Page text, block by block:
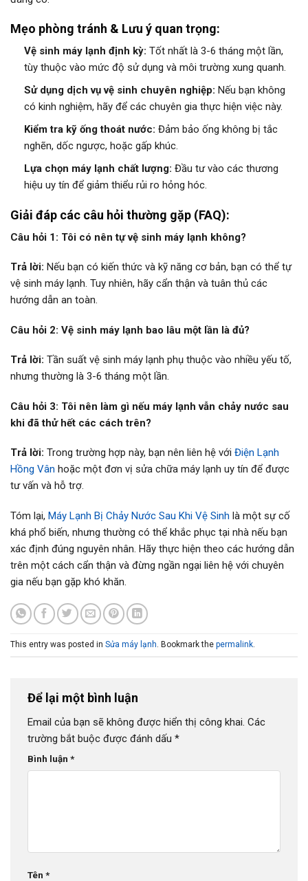
Mẹo phòng tránh & Lưu ý quan trọng:
Vệ sinh máy lạnh định kỳ: Tốt nhất là 3-6 tháng một lần,
tùy thuộc vào mức độ sử dụng và môi trường xung quanh.
Sử dụng dịch vụ vệ sinh chuyên nghiệp: Nếu bạn không
có kinh nghiệm, hãy để các chuyên gia thực hiện việc này.
Kiểm tra kỹ ống thoát nước: Đảm bảo ống không bị tắc
nghẽn, dốc ngược, hoặc gấp khúc.
Lựa chọn máy lạnh chất lượng: Đầu tư vào các thương
hiệu uy tín để giảm thiểu rủi ro hỏng hóc.
Giải đáp các câu hỏi thường gặp (FAQ):
Câu hỏi 1: Tôi có nên tự vệ sinh máy lạnh không?
Trả lời: Nếu bạn có kiến thức và kỹ năng cơ bản, bạn có thể tự
vệ sinh máy lạnh. Tuy nhiên, hãy cẩn thận và tuân thủ các
hướng dẫn an toàn.
Câu hỏi 2: Vệ sinh máy lạnh bao lâu một lần là đủ?
Trả lời: Tần suất vệ sinh máy lạnh phụ thuộc vào nhiều yếu tố,
nhưng thường là 3-6 tháng một lần.
Câu hỏi 3: Tôi nên làm gì nếu máy lạnh vẫn chảy nước sau
khi đã thử hết các cách trên?
Trả lời: Trong trường hợp này, bạn nên liên hệ với Điện Lạnh
Hồng Vân hoặc một đơn vị sửa chữa máy lạnh uy tín để được
tư vấn và hỗ trợ.
Tóm lại, Máy Lạnh Bị Chảy Nước Sau Khi Vệ Sinh là một sự cố
khá phổ biến, nhưng thường có thể khắc phục tại nhà nếu bạn
xác định đúng nguyên nhân. Hãy thực hiện theo các hướng dẫn
trên một cách cẩn thận và đừng ngần ngại liên hệ với chuyên
gia nếu bạn gặp khó khăn.
This entry was posted in Sửa máy lạnh . Bookmark the permalink
Để lại một bình luận
Email của bạn sẽ không được hiển thị công khai. Các
trường bắt buộc được đánh dấu *
Bình luận *
Tên *